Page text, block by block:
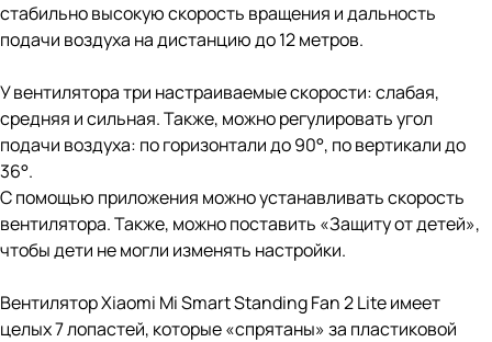
стабильно высокую скорость вращения и дальность
подачи воздуха на дистанцию до 12 метров.
У вентилятора три настраиваемые скорости: слабая,
средняя и сильная. Также, можно регулировать угол
подачи воздуха: по горизонтали до 90°, по вертикали до
36°.
С помощью приложения можно устанавливать скорость
вентилятора. Также, можно поставить «Защиту от детей»,
чтобы дети не могли изменять настройки.
Вентилятор Xiaomi Mi Smart Standing Fan 2 Lite имеет
целых 7 лопастей, которые «спрятаны» за пластиковой